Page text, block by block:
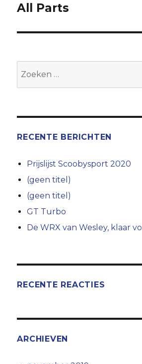
All Parts
RECENTE BERICHTEN
Prijslijst Scoobysport 2020
(geen titel)
(geen titel)
GT Turbo
De WRX van Wesley, klaar
RECENTE REACTIES
ARCHIEVEN